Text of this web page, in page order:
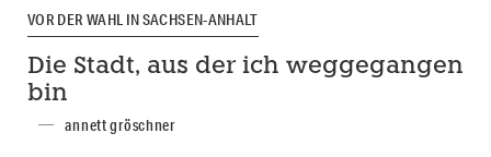
VOR DER WAHL IN SACHSEN-ANHALT
Die Stadt, aus der ich weggegangen
bin
annett gröschner